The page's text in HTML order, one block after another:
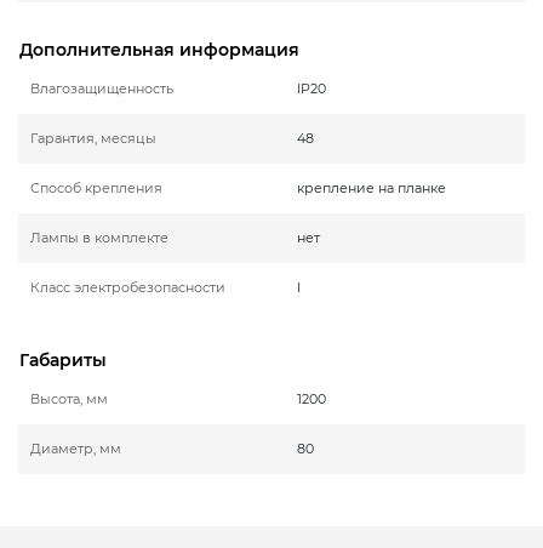
Дополнительная информация
Влагозащищенность IP20
Гарантия, месяцы 48
Способ крепления крепление на планке
Лампы в комплекте нет
Класс электробезопасности I
Габариты
Высота, мм 1200
Диаметр, мм 80